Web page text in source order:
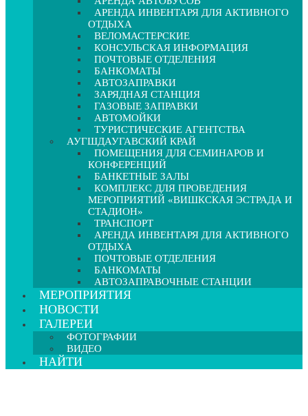
АРЕНДА ИНВЕНТАРЯ ДЛЯ АКТИВНОГО
ОТДЫХА
ВЕЛОМАСТЕРСКИЕ
КОНСУЛЬСКАЯ ИНФОРМАЦИЯ
ПОЧТОВЫЕ ОТДЕЛЕНИЯ
БАНКОМАТЫ
АВТОЗАПРАВКИ
ЗАРЯДНАЯ СТАНЦИЯ
ГАЗОВЫЕ ЗАПРАВКИ
АВТОМОЙКИ
ТУРИСТИЧЕСКИЕ АГЕНТСТВА
АУГШДАУГАВСКИЙ КРАЙ
ПОМЕЩЕНИЯ ДЛЯ СЕМИНАРОВ И
КОНФЕРЕНЦИЙ
БАНКЕТНЫЕ ЗАЛЫ
КОМПЛЕКС ДЛЯ ПРОВЕДЕНИЯ
МЕРОПРИЯТИЙ «ВИШКСКАЯ ЭСТРАДА И
СТАДИОН»
ТРАНСПОРТ
АРЕНДА ИНВЕНТАРЯ ДЛЯ АКТИВНОГО
ОТДЫХА
ПОЧТОВЫЕ ОТДЕЛЕНИЯ
БАНКОМАТЫ
АВТОЗАПРАВОЧНЫЕ СТАНЦИИ
МЕРОПРИЯТИЯ
НОВОСТИ
ГАЛЕРЕИ
ФОТОГРАФИИ
ВИДЕО
НАЙТИ